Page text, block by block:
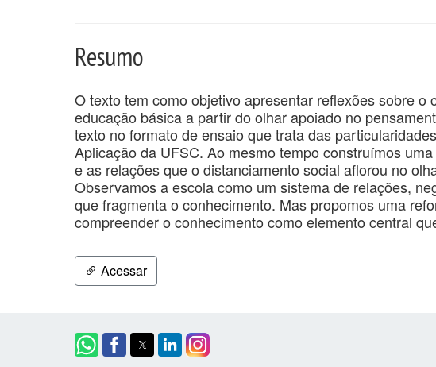
Resumo
O texto tem como objetivo apresentar reflexões sobre o
educação básica a partir do olhar apoiado no
texto no formato de ensaio que trata das
Aplicação da UFSC. Ao mesmo tempo construímos
e as relações que o distanciamento social aflorou no
Observamos a escola como um sistema de relações,
que fragmenta o conhecimento. Mas propomos uma
compreender o conhecimento como elemento central
Acessar